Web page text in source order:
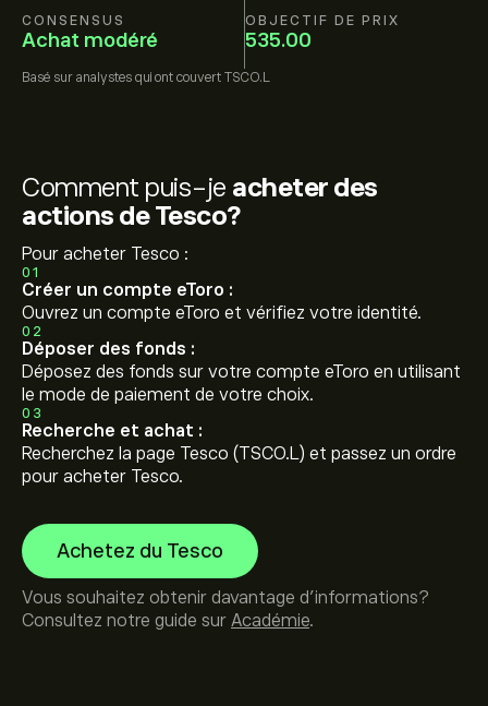
CONSENSUS
Achat modéré
OBJECTIF DE PRIX
535.00
Basé sur analystes qui ont couvert TSCO.L
Comment puis-je acheter des
actions de Tesco?
Pour acheter Tesco :
01
Créer un compte eToro :
Ouvrez un compte eToro et vérifiez votre identité.
02
Déposer des fonds :
Déposez des fonds sur votre compte eToro en utilisant
le mode de paiement de votre choix.
03
Recherche et achat :
Recherchez la page Tesco (TSCO.L) et passez un ordre
pour acheter Tesco.
Achetez du Tesco
Vous souhaitez obtenir davantage d'informations?
Consultez notre guide sur Académie.